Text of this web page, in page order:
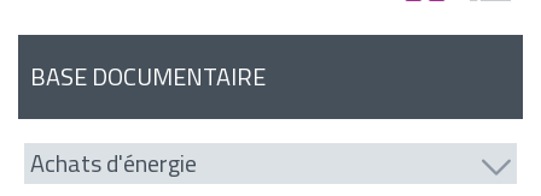
BASE DOCUMENTAIRE
Achats d'énergie